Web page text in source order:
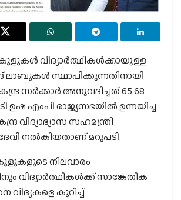
വിദ്യാര്‍ത്ഥികള്‍ക്കായുള്ള
ലാബുകള്‍ സ്ഥാപിക്കുന്നതിനായി
സര്‍ക്കാര്‍ അനുവദിച്ചത് 65.68
ഉഷ എംപി രാജ്യസഭയില്‍ ഉന്നയിച്ച
വിദ്യാഭ്യാസ സഹമന്ത്രി
നല്‍കിയതാണ് മറുപടി.
നിലവാരം
വിദ്യാര്‍ത്ഥികള്‍ക്ക് സാങ്കേതിക
വിദ്യകളെ കുറിച്ച്